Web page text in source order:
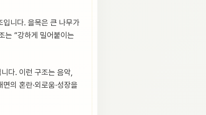
니다. 을목은 큰 나무가
는 “강하게 밀어붙이는
다. 이런 구조는 음악,
의 혼란·외로움·성장을